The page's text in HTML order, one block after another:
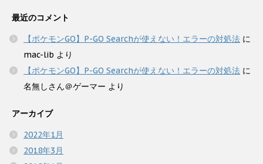
最近のコメント
【ポケモンGO】P-GO Searchが使えない！エラーの対処法 に
mac-lib より
【ポケモンGO】P-GO Searchが使えない！エラーの対処法 に
名無しさん＠ゲーマー より
アーカイブ
2022年1月
2018年3月